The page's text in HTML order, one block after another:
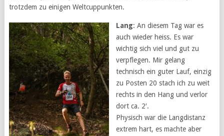
trotzdem zu einigen Weltcuppunkten.
Lang: An diesem Tag war es
auch wieder heiss. Es war
wichtig sich viel und gut zu
verpflegen. Mir gelang
technisch ein guter Lauf, einzig
zu Posten 20 stach ich zu weit
rechts in den Hang und verlor
dort ca. 2′.
Physisch war die Langdistanz
extrem hart, es machte aber